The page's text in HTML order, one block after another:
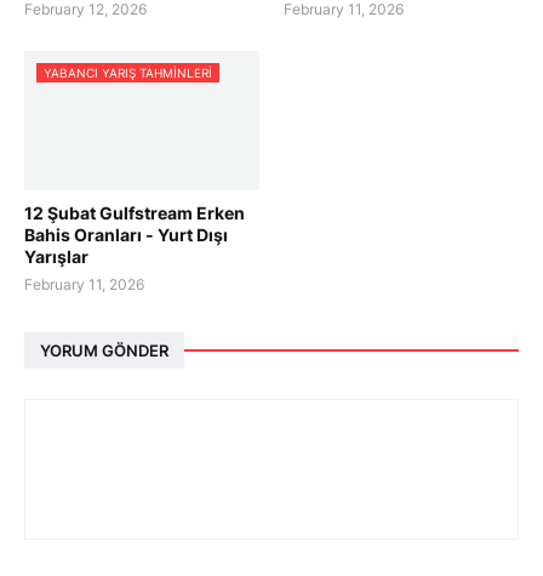
February 12, 2026 February 11, 2026
YABANCI YARIŞ TAHMINLERI
12 Şubat Gulfstream Erken
Bahis Oranları - Yurt Dışı
Yarışlar
February 11, 2026
YORUM GÖNDER